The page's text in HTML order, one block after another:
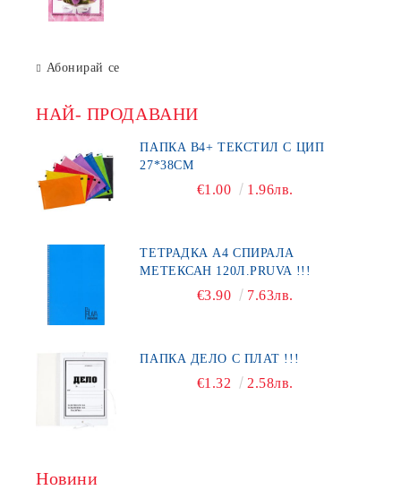
Абонирай се
НАЙ- ПРОДАВАНИ
ПАПКА В4+ ТЕКСТИЛ С ЦИП
27*38СМ
€1.00 1.96лв.
ТЕТРАДКА А4 СПИРАЛА
МЕТЕКСАН 120Л.PRUVA !!!
€3.90 7.63лв.
ПАПКА ДЕЛО С ПЛАТ !!!
€1.32 2.58лв.
Новини